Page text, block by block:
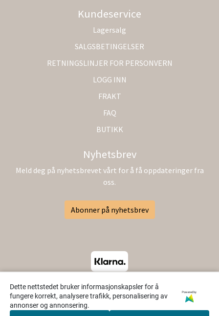
Dette nettstedet bruker informasjonskapsler for å
fungere korrekt, analysere trafikk, personalisering av
annonser og annonsering.
Powered by
Kundeservice
Lagersalg
SALGSBETINGELSER
RETNINGSLINJER FOR PERSONVERN
LOGG INN
FRAKT
FAQ
BUTIKK
Nyhetsbrev
Meld deg på nyhetsbrevet vårt for å få oppdateringer fra
oss.
Abonner på nyhetsbrev